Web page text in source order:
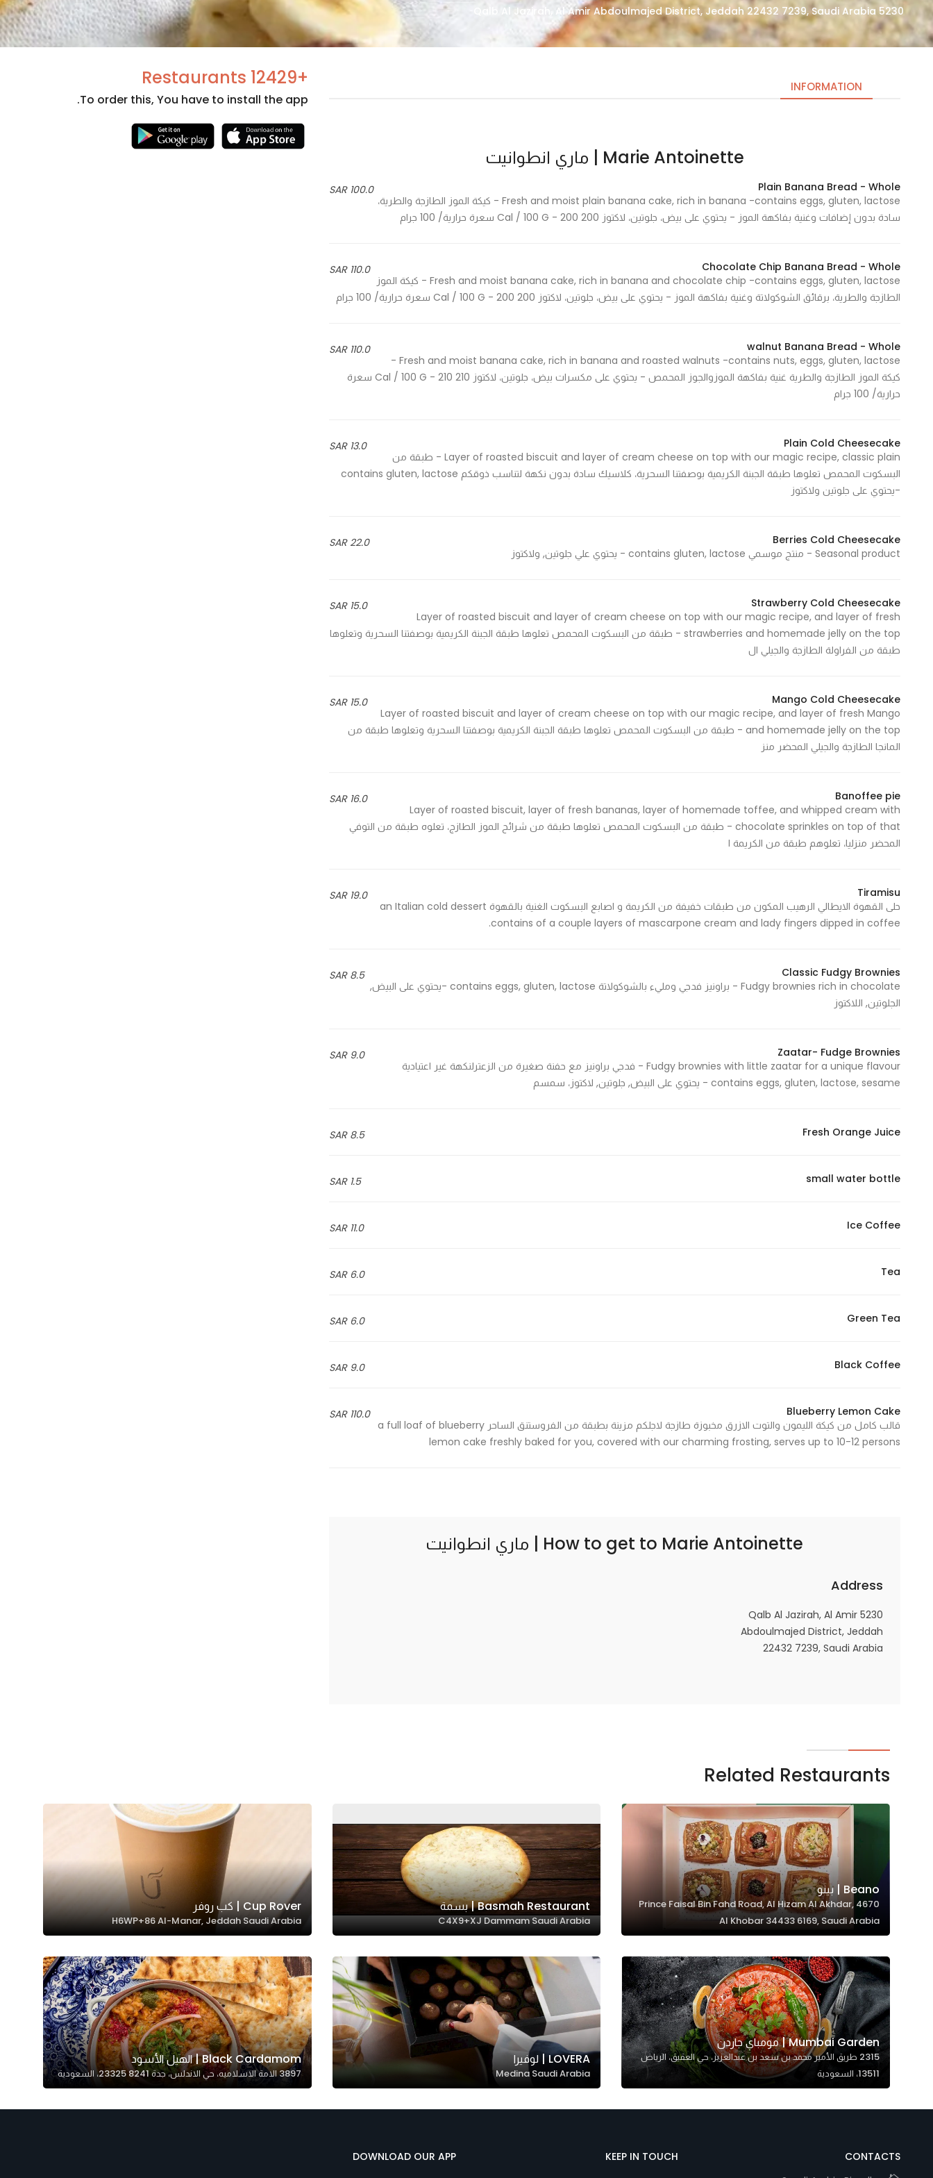
5230 Qalb Al Jazirah, Al Amir Abdoulmajed District, Jeddah 22432 7239, Saudi Arabia
INFORMATION
Marie Antoinette | ماري انطوانيت
100.0 SAR
Plain Banana Bread - Whole
Fresh and moist plain banana cake, rich in banana -contains eggs, gluten, lactose - كيكة الموز الطازجة والطرية،
سادة بدون إضافات وغنية بفاكهة الموز - يحتوي على بيض، جلوتين، لاكتوز 200 Cal / 100 G - 200 سعرة حرارية/ 100 جرام
110.0 SAR
Chocolate Chip Banana Bread - Whole
Fresh and moist banana cake, rich in banana and chocolate chip -contains eggs, gluten, lactose - كيكة الموز
الطازجة والطرية، برقائق الشوكولاتة وغنية بفاكهة الموز - يحتوي على بيض، جلوتين، لاكتوز 200 Cal / 100 G - 200 سعرة حرارية/ 100 جرام
110.0 SAR
walnut Banana Bread - Whole
Fresh and moist banana cake, rich in banana and roasted walnuts -contains nuts, eggs, gluten, lactose -
كيكة الموز الطازجة والطرية غنية بفاكهة الموزوالجوز المحمص - يحتوي على مكسرات بيض، جلوتين، لاكتوز 210 Cal / 100 G - 210 سعرة
حرارية/ 100 جرام
13.0 SAR
Plain Cold Cheesecake
Layer of roasted biscuit and layer of cream cheese on top with our magic recipe, classic plain - طبقة من
البسكوت المحمص تعلوها طبقة الجبنة الكريمية بوصفتنا السحرية، كلاسيك سادة بدون نكهة لتناسب ذوقكم contains gluten, lactose
-يحتوي على جلوتين ولاكتوز
22.0 SAR
Berries Cold Cheesecake
Seasonal product - منتج موسمي contains gluten, lactose - يحتوي علي جلوتين, ولاكتوز
15.0 SAR
Strawberry Cold Cheesecake
Layer of roasted biscuit and layer of cream cheese on top with our magic recipe, and layer of fresh
strawberries and homemade jelly on the top - طبقة من البسكوت المحمص تعلوها طبقة الجبنة الكريمية بوصفتنا السحرية وتعلوها
طبقة من الفراولة الطازجة والجيلي ال
15.0 SAR
Mango Cold Cheesecake
Layer of roasted biscuit and layer of cream cheese on top with our magic recipe, and layer of fresh Mango
and homemade jelly on the top - طبقة من البسكوت المحمص تعلوها طبقة الجبنة الكريمية بوصفتنا السحرية وتعلوها طبقة من
المانجا الطازجة والجيلي المحضر منز
16.0 SAR
Banoffee pie
Layer of roasted biscuit, layer of fresh bananas, layer of homemade toffee, and whipped cream with
chocolate sprinkles on top of that - طبقة من البسكوت المحمص تعلوها طبقة من شرائح الموز الطازج، تعلوه طبقة من التوفي
المحضر منزليا، تعلوهم طبقة من الكريمة ا
19.0 SAR
Tiramisu
حلى القهوة الايطالي الرهيب المكون من طبقات خفيفة من الكريمة و اصابع البسكوت الغنية بالقهوة an Italian cold dessert
contains of a couple layers of mascarpone cream and lady fingers dipped in coffee.
8.5 SAR
Classic Fudgy Brownies
Fudgy brownies rich in chocolate - براونيز فدجي ومليء بالشوكولاتة contains eggs, gluten, lactose -يحتوي على البيض,
الجلوتين, اللاكتوز
9.0 SAR
Zaatar- Fudge Brownies
Fudgy brownies with little zaatar for a unique flavour - فدجي براونيز مع حفنة صغيرة من الزعترلنكهة غير اعتيادية
contains eggs, gluten, lactose, sesame - يحتوي على البيض, جلوتين, لاكتوز، سمسم
8.5 SAR Fresh Orange Juice
1.5 SAR small water bottle
11.0 SAR Ice Coffee
6.0 SAR Tea
6.0 SAR Green Tea
9.0 SAR Black Coffee
110.0 SAR
Blueberry Lemon Cake
قالب كامل من كيكة الليمون والتوت الازرق مخبوزة طازجة لاجلكم مزينة بطبقة من الفروستنق الساحر a full loaf of blueberry
lemon cake freshly baked for you, covered with our charming frosting, serves up to 10-12 persons
How to get to Marie Antoinette | ماري انطوانيت
Address
5230 Qalb Al Jazirah, Al Amir
Abdoulmajed District, Jeddah
22432 7239, Saudi Arabia
+12429 Restaurants
To order this, You have to install the app.
Related Restaurants
Beano | بينو
4670 Prince Faisal Bin Fahd Road, Al Hizam Al Akhdar,
Al Khobar 34433 6169, Saudi Arabia
Basmah Restaurant | بسمة
C4X9+XJ Dammam Saudi Arabia
Cup Rover | كب روفر
H6WP+86 Al-Manar, Jeddah Saudi Arabia
Mumbai Garden | مومباي جاردن
2315 طريق الأمير محمد بن سعد بن عبدالعزيز، حي العقيق، الرياض
13511، السعودية
LOVERA | لوفيرا
Medina Saudi Arabia
Black Cardamom | الهيل الأسود
3897 الامة الاسلاميه، حي الاندلس، جدة 23325 8241، السعودية
CONTACTS
KEEP IN TOUCH
DOWNLOAD OUR APP
cookies
are not
optional.
website to
Statistics
In order for
us to
website's
functionality
and
structure,
how the
website is
Experience
In order for
our website
possible
during your
visit. If you
cookies,
some
functionality
will
website.
your
interests and
site, you
increase the
chance of
content and